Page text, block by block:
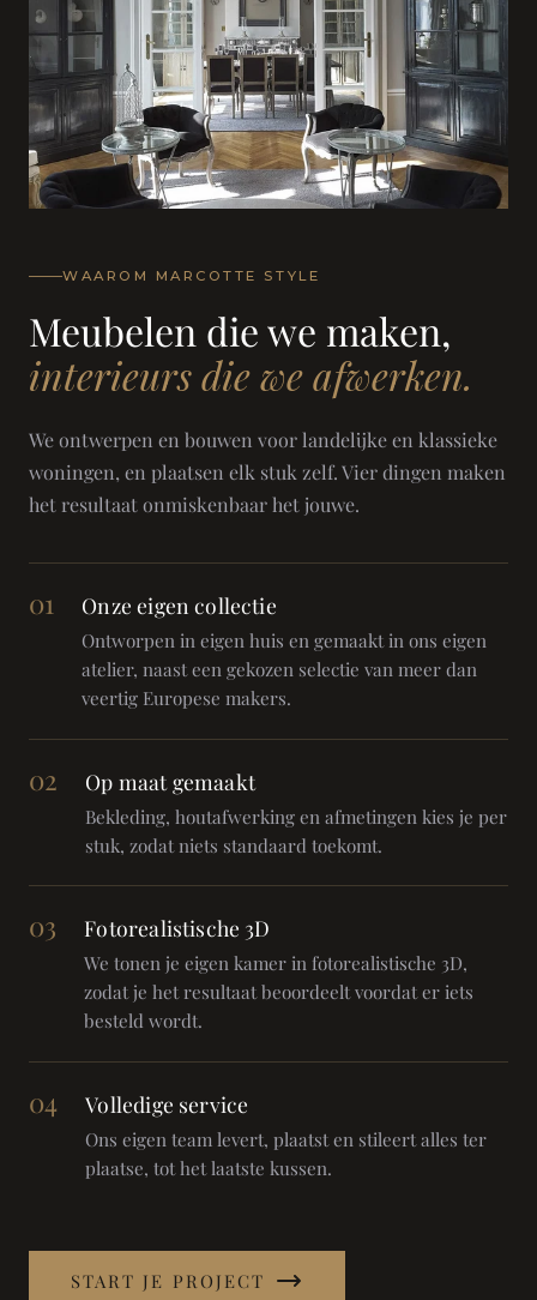
WAAROM MARCOTTE STYLE
Meubelen die we maken,
interieurs die we afwerken.
We ontwerpen en bouwen voor landelijke en klassieke
woningen, en plaatsen elk stuk zelf. Vier dingen maken
het resultaat onmiskenbaar het jouwe.
01 Onze eigen collectie
Ontworpen in eigen huis en gemaakt in ons eigen
atelier, naast een gekozen selectie van meer dan
veertig Europese makers.
02 Op maat gemaakt
Bekleding, houtafwerking en afmetingen kies je per
stuk, zodat niets standaard toekomt.
03 Fotorealistische 3D
We tonen je eigen kamer in fotorealistische 3D,
zodat je het resultaat beoordeelt voordat er iets
besteld wordt.
04 Volledige service
Ons eigen team levert, plaatst en stileert alles ter
plaatse, tot het laatste kussen.
START JE PROJECT